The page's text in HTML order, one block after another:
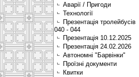
Аварії / Пригоди
Технології
Презентація тролейбусів
040 - 044
Презентація 10.12.2025
Презентація 24.02.2026
Автономні "Барвінки"
Проїзні документи
Квитки